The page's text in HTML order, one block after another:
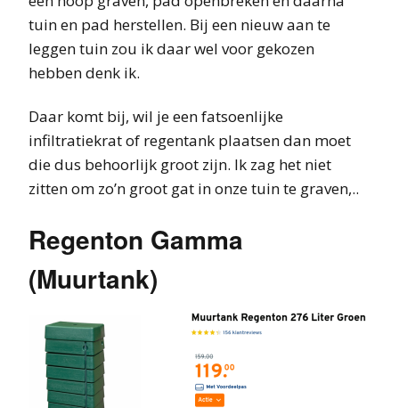
tuin en pad herstellen. Bij een nieuw aan te
leggen tuin zou ik daar wel voor gekozen
hebben denk ik.
Daar komt bij, wil je een fatsoenlijke
infiltratiekrat of regentank plaatsen dan moet
die dus behoorlijk groot zijn. Ik zag het niet
zitten om zo’n groot gat in onze tuin te graven,..
Regenton Gamma
(Muurtank)